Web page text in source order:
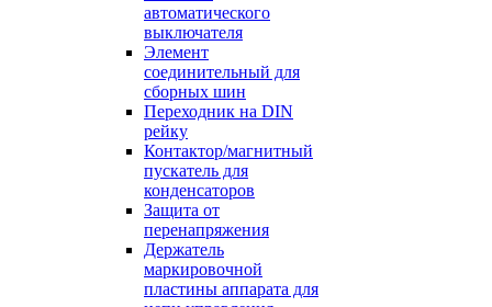
автоматического
выключателя
Элемент
соединительный для
сборных шин
Переходник на DIN
рейку
Контактор/магнитный
пускатель для
конденсаторов
Защита от
перенапряжения
Держатель
маркировочной
пластины аппарата для